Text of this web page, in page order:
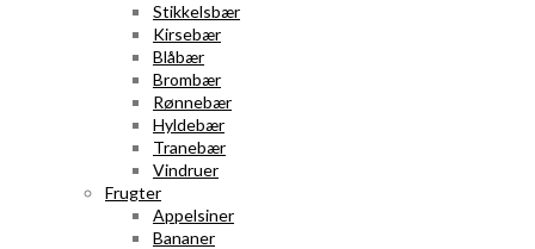
Stikkelsbær
Kirsebær
Blåbær
Brombær
Rønnebær
Hyldebær
Tranebær
Vindruer
Frugter
Appelsiner
Bananer